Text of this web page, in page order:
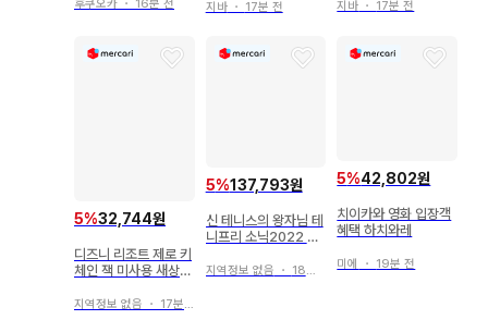
후쿠오카 ・ 16분 전 지바・ 17분 전 지바 ・ 17분 전
5%32,744원
디즈니 리조트 제로 키
체인 잭 미사용 새상품
지역정보 없음 ・ 17분 전
5%137,793원
신 테니스의 왕자님 테
니프리 소닉2022 오
사하루
지역정보 없음 ・ 18분 전
5%42,802원
치이카와 영화 입장객
혜택 하치와레
미에 ・ 19분 전